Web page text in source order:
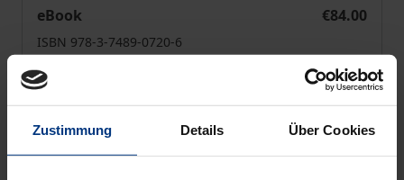
Zustimmung Details Über Cookies
eBook
€84.00
ISBN 978-3-7489-0720-6
Available
Prices include VAT. Depending on the delivery address, VAT